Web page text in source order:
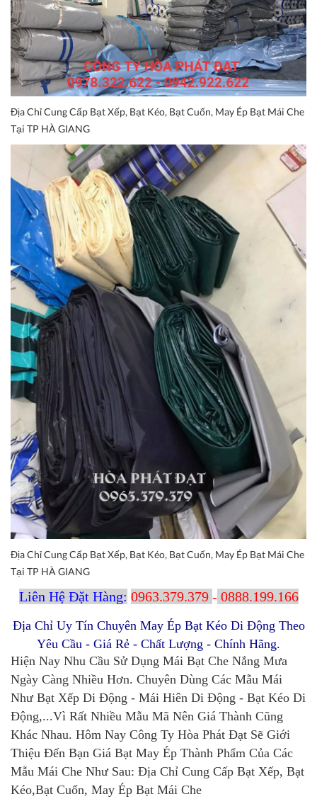
Địa Chỉ Cung Cấp Bạt Xếp, Bạt Kéo, Bạt Cuốn, May Ép Bạt Mái Che
Tại TP HÀ GIANG
Địa Chỉ Cung Cấp Bạt Xếp, Bạt Kéo, Bạt Cuốn, May Ép Bạt Mái Che
Tại TP HÀ GIANG
Liên Hệ Đặt Hàng: 0963.379.379 - 0888.199.166
Địa Chỉ Uy Tín Chuyên May Ép Bạt Kéo Di Động Theo
Yêu Cầu - Giá Rẻ - Chất Lượng - Chính Hãng.
Hiện Nay Nhu Cầu Sử Dụng Mái Bạt Che Nắng Mưa
Ngày Càng Nhiều Hơn. Chuyên Dùng Các Mẫu Mái
Như Bạt Xếp Di Động - Mái Hiên Di Động - Bạt Kéo Di
Động,...Vì Rất Nhiều Mẫu Mã Nên Giá Thành Cũng
Khác Nhau. Hôm Nay Công Ty Hòa Phát Đạt Sẽ Giới
Thiệu Đến Bạn Giá Bạt May Ép Thành Phẩm Của Các
Mẫu Mái Che Như Sau: Địa Chỉ Cung Cấp Bạt Xếp, Bạt
Kéo,Bạt Cuốn, May Ép Bạt Mái Che